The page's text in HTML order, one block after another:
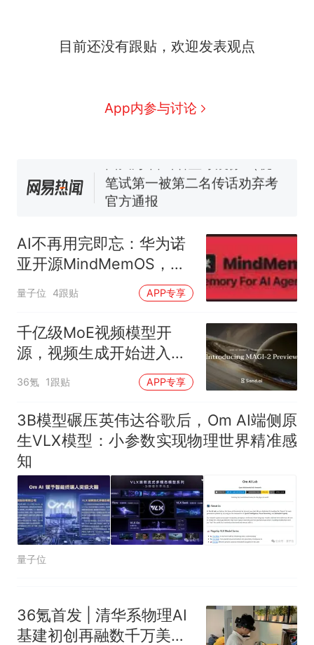
目前还没有跟贴，欢迎发表观点
App内参与讨论
么？
协会回应
男子上山采菌偶然发现鸡枞菌
来源：参考消息）
笔试第一被第二名传话劝弃考
官方通报
因老师一句“跟我回家”改写了
人生
AI不再用完即忘：华为诺
亚开源MindMemOS，记
量子位 4跟贴 APP专享
千亿级MoE视频模型开
源，视频生成开始进入下
一条Scaling Law
36氪 1跟贴 APP专享
3B模型碾压英伟达谷歌后，Om AI端侧原
生VLX模型：小参数实现物理世界精准感
知
量子位
36氪首发 | 清华系物理AI
基建初创再融数千万美